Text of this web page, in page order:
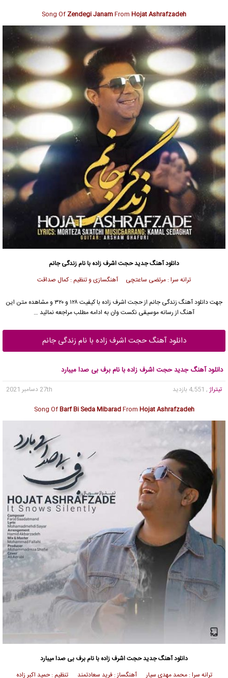
Song Of Zendegi JanamFrom Hojat Ashrafzadeh
دانلود آهنگ جدیدحجت اشرف زاده با نام زندگی جانم
ترانه سرا : مرتضی ساعتچی آهنگسازی و تنظیم : کمال صداقت
جهت دانلود آهنگ زندگی جانم ازحجت اشرف زاده
با کیفیت ۱۲۸ و ۳۲۰ و مشاهده متن این
آهنگ از رسانه موسیقی نکست وان به ادامه مطلب مراجعه نمائید …
دانلود آهنگ حجت اشرف زاده با نام زندگی جانم
دانلود آهنگ جدید حجت اشرف زاده با نام برف بی صدا میبارد
تیتراژ , 4,551 بازدید
27th دسامبر 2021
Song OfBarf Bi Seda MibaradFrom Hojat Ashrafzadeh
دانلود آهنگ جدیدحجت اشرف زاده با نام برف بی صدا میبارد
ترانه سرا : محمد مهدی سیار آهنگساز : فرید سعادتمند تنظیم : حمید اکبر زاده